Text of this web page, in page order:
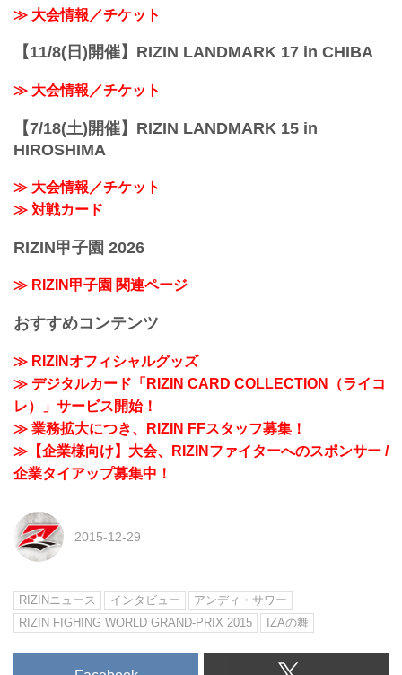
≫ 大会情報／チケット
【11/8(日)開催】RIZIN LANDMARK 17 in CHIBA
≫ 大会情報／チケット
【7/18(土)開催】RIZIN LANDMARK 15 in
HIROSHIMA
≫ 大会情報／チケット
≫ 対戦カード
RIZIN甲子園 2026
≫ RIZIN甲子園 関連ページ
おすすめコンテンツ
≫ RIZINオフィシャルグッズ
≫ デジタルカード「RIZIN CARD COLLECTION（ライコ
レ）」サービス開始！
≫ 業務拡大につき、RIZIN FFスタッフ募集！
≫【企業様向け】大会、RIZINファイターへのスポンサー /
企業タイアップ募集中！
2015-12-29
RIZINニュース インタビュー
アンディ・サワー
RIZIN FIGHING WORLD GRAND-PRIX 2015
IZAの舞